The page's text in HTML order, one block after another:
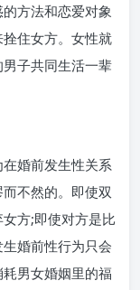
方法和恋爱对象
住女方。女性就
子共同生活一辈
婚前发生性关系
不然的。即使双
方;即使对方是比
婚前性行为只会
男女婚姻里的福